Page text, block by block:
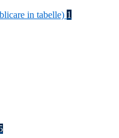
in tabelle) 1